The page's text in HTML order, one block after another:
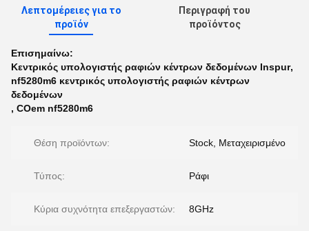
Λεπτομέρειες για το
προϊόν
Περιγραφή του
προϊόντος
Επισημαίνω:
Κεντρικός υπολογιστής ραφιών κέντρων δεδομένων Inspur,
nf5280m6 κεντρικός υπολογιστής ραφιών κέντρων
δεδομένων
, COem nf5280m6
Θέση προϊόντων: Stock, Μεταχειρισμένο
Τύπος: Ράφι
Κύρια συχνότητα επεξεργαστών: 8GHz